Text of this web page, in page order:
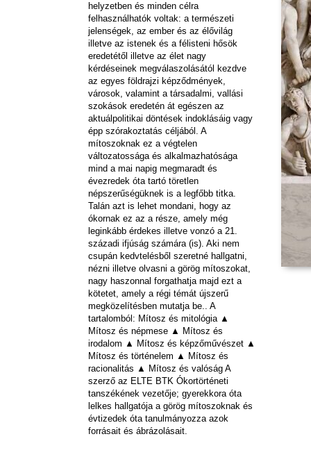
helyzetben és minden célra
felhasználhatók voltak: a természeti
jelenségek, az ember és az élővilág
illetve az istenek és a félisteni hősök
eredetétől illetve az élet nagy
kérdéseinek megválaszolásától kezdve
az egyes földrajzi képződmények,
városok, valamint a társadalmi, vallási
szokások eredetén át egészen az
aktuálpolitikai döntések indoklásáig vagy
épp szórakoztatás céljából. A
mítoszoknak ez a végtelen
változatossága és alkalmazhatósága
mind a mai napig megmaradt és
évezredek óta tartó töretlen
népszerűségüknek is a legfőbb titka.
Talán azt is lehet mondani, hogy az
ókornak ez az a része, amely még
leginkább érdekes illetve vonzó a 21.
századi ifjúság számára (is). Aki nem
csupán kedvtelésből szeretné hallgatni,
nézni illetve olvasni a görög mítoszokat,
nagy haszonnal forgathatja majd ezt a
kötetet, amely a régi témát újszerű
megközelítésben mutatja be.. A
tartalomból: Mítosz és mitológia ▲
Mítosz és népmese ▲ Mítosz és
irodalom ▲ Mítosz és képzőművészet ▲
Mítosz és történelem ▲ Mítosz és
racionalitás ▲ Mítosz és valóság A
szerző az ELTE BTK Ókortörténeti
tanszékének vezetője; gyerekkora óta
lelkes hallgatója a görög mítoszoknak és
évtizedek óta tanulmányozza azok
forrásait és ábrázolásait.